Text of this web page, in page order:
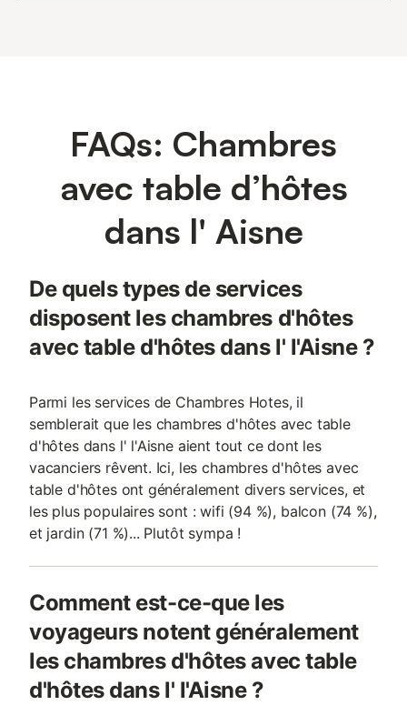
FAQs: Chambres
avec table d’hôtes
dans l' Aisne
De quels types de services
disposent les chambres d'hôtes
avec table d'hôtes dans l' l'Aisne ?
Parmi les services de Chambres Hotes, il
semblerait que les chambres d'hôtes avec table
d'hôtes dans l' l'Aisne aient tout ce dont les
vacanciers rêvent. Ici, les chambres d'hôtes avec
table d'hôtes ont généralement divers services, et
les plus populaires sont : wifi (94 %), balcon (74 %),
et jardin (71 %)... Plutôt sympa !
Comment est-ce-que les
voyageurs notent généralement
les chambres d'hôtes avec table
d'hôtes dans l' l'Aisne ?